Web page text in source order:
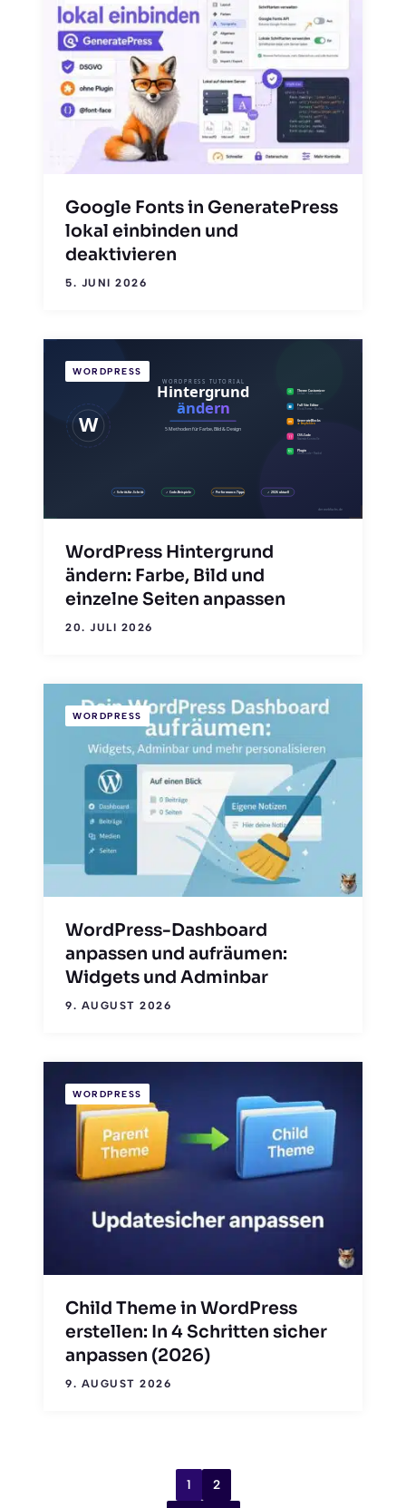
Google Fonts in GeneratePress
lokal einbinden und
deaktivieren
5. JUNI 2026
WORDPRESS
WordPress Hintergrund
ändern: Farbe, Bild und
einzelne Seiten anpassen
20. JULI 2026
WORDPRESS
WordPress-Dashboard
anpassen und aufräumen:
Widgets und Adminbar
9. AUGUST 2026
WORDPRESS
Child Theme in WordPress
erstellen: In 4 Schritten sicher
anpassen (2026)
9. AUGUST 2026
1 2